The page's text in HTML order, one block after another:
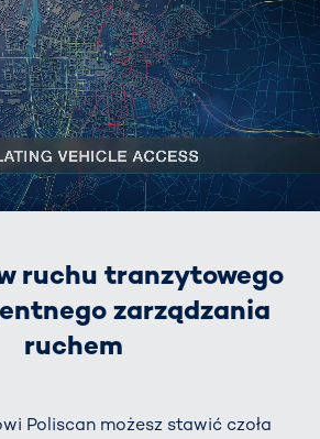
ruchu tranzytowego
zarządzania
ruchem
Poliscan możesz stawić czoła